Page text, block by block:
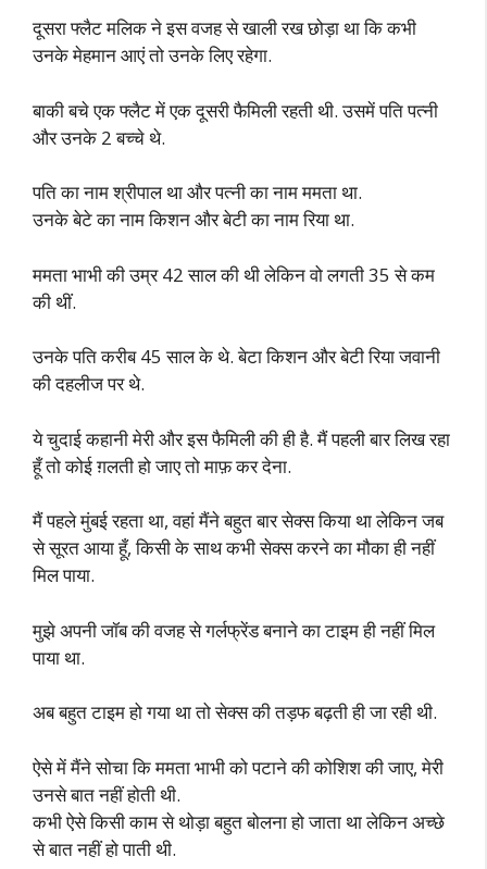
दूसरा फ्लैट मलिक ने इस वजह से खाली रख छोड़ा था कि कभी
उनके मेहमान आएं तो उनके लिए रहेगा.
बाकी बचे एक फ्लैट में एक दूसरी फैमिली रहती थी. उसमें पति पत्नी
और उनके 2 बच्चे थे.
पति का नाम श्रीपाल था और पत्नी का नाम ममता था.
उनके बेटे का नाम किशन और बेटी का नाम रिया था.
ममता भाभी की उम्र 42 साल की थी लेकिन वो लगती 35 से कम
की थीं.
उनके पति करीब 45 साल के थे. बेटा किशन और बेटी रिया जवानी
की दहलीज पर थे.
ये चुदाई कहानी मेरी और इस फैमिली की ही है. मैं पहली बार लिख रहा
हूँ तो कोई ग़लती हो जाए तो माफ़ कर देना.
मैं पहले मुंबई रहता था, वहां मैंने बहुत बार सेक्स किया था लेकिन जब
से सूरत आया हूँ, किसी के साथ कभी सेक्स करने का मौका ही नहीं
मिल पाया.
मुझे अपनी जॉब की वजह से गर्लफ्रेंड बनाने का टाइम ही नहीं मिल
पाया था.
अब बहुत टाइम हो गया था तो सेक्स की तड़फ बढ़ती ही जा रही थी.
ऐसे में मैंने सोचा कि ममता भाभी को पटाने की कोशिश की जाए, मेरी
उनसे बात नहीं होती थी.
कभी ऐसे किसी काम से थोड़ा बहुत बोलना हो जाता था लेकिन अच्छे
से बात नहीं हो पाती थी.